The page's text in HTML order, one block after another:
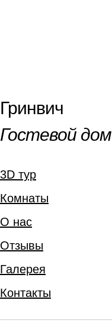
Гринвич
Гостевой дом
3D тур
Комнаты
О нас
Отзывы
Галерея
Контакты